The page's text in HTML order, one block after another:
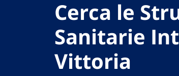
Cerca le
Sanitarie
Vittoria